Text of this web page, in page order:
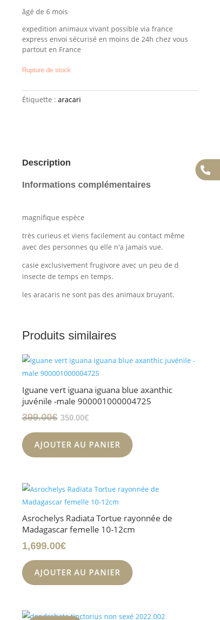
âgé de 6 mois
expedition animaux vivant possible via france
express envoi sécurisé en moins de 24h chez vous
partout en France
Rupture de stock
Étiquette : aracari
Description
Informations complémentaires
magnifique espèce
très curieus et viens facilement au contact même
avec des personnes qu elle n'a jamais vue.
casie exclusivement frugivore avec un peu de d
insecte de temps en temps.
les aracaris ne sont pas des animaux bruyant.
Produits similaires
Iguane vert iguana iguana blue axanthic
juvénile -male 900001000004725
399.00€ Le
initial
était :
350.00€Le
actuel
est :
AJOUTER AU PANIER
Asrochelys Radiata Tortue rayonnée de
Madagascar femelle 10-12cm
1,699.00€
AJOUTER AU PANIER